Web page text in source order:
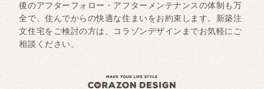
後のアフターフォロー・アフターメンテナンスの体制も万
全で、住んでからの快適な住まいをお約束します。新築注
文住宅をご検討の方は、コラゾンデザインまでお気軽にご
相談ください。